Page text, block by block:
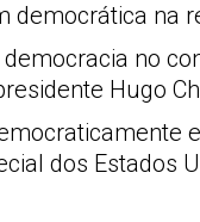
na
no
Hugo
dos Estados